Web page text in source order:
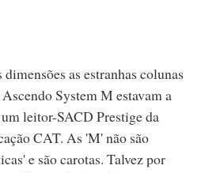
as estranhas colunas
System M estavam a
leitor-SACD Prestige da
CAT. As 'M' não são
e são carotas. Talvez por